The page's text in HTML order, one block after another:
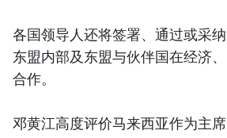
各国领导人还将签署、通过或采
东盟内部及东盟与伙伴国在经济
合作。
邓黄江高度评价马来西亚作为主